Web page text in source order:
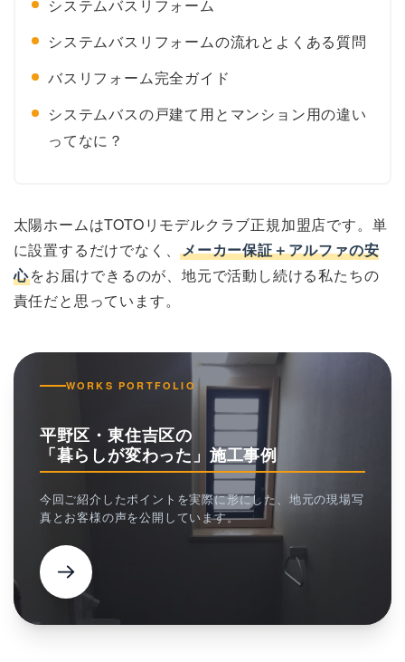
システムバスリフォーム
システムバスリフォームの流れとよくある質問
バスリフォーム完全ガイド
システムバスの戸建て用とマンション用の違い
ってなに？
太陽ホームはTOTOリモデルクラブ正規加盟店です。単
に設置するだけでなく、メーカー保証＋アルファの安
心をお届けできるのが、地元で活動し続ける私たちの
責任だと思っています。
WORKS PORTFOLIO
平野区・東住吉区の
「暮らしが変わった」施工事例
今回ご紹介したポイントを実際に形にした、地元の現場写
真とお客様の声を公開しています。